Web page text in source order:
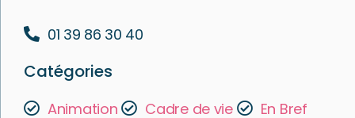
01 39 86 30 40
Catégories
Animation Cadre de vie En Bref